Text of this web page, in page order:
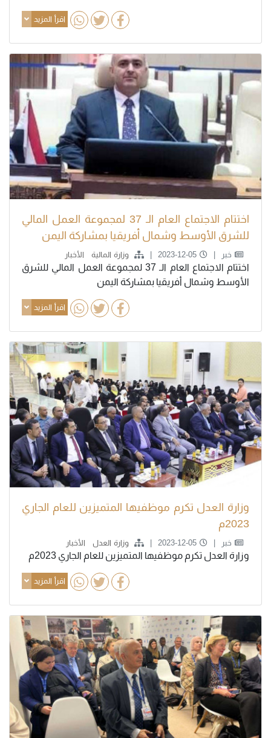
اقرأ المزيد
اختتام الاجتماع العام الـ 37 لمجموعة العمل المالي
للشرق الأوسط وشمال أفريقيا بمشاركة اليمن
خبر 2023-12-05 وزارة المالية الأخبار
اختتام الاجتماع العام الـ 37 لمجموعة العمل المالي للشرق
الأوسط وشمال أفريقيا بمشاركة اليمن
اقرأ المزيد
وزارة العدل تكرم موظفيها المتميزين للعام الجاري
2023م
خبر 2023-12-05 وزارة العدل الأخبار
وزارة العدل تكرم موظفيها المتميزين للعام الجاري 2023م
اقرأ المزيد